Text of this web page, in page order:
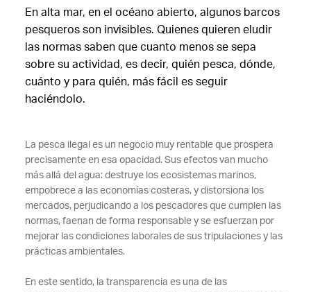
En alta mar, en el océano abierto, algunos barcos
pesqueros son invisibles. Quienes quieren eludir
las normas saben que cuanto menos se sepa
sobre su actividad, es decir, quién pesca, dónde,
cuánto y para quién, más fácil es seguir
haciéndolo.
La pesca ilegal es un negocio muy rentable que prospera
precisamente en esa opacidad. Sus efectos van mucho
más allá del agua: destruye los ecosistemas marinos,
empobrece a las economías costeras, y distorsiona los
mercados, perjudicando a los pescadores que cumplen las
normas, faenan de forma responsable y se esfuerzan por
mejorar las condiciones laborales de sus tripulaciones y las
prácticas ambientales.
En este sentido, la transparencia es una de las